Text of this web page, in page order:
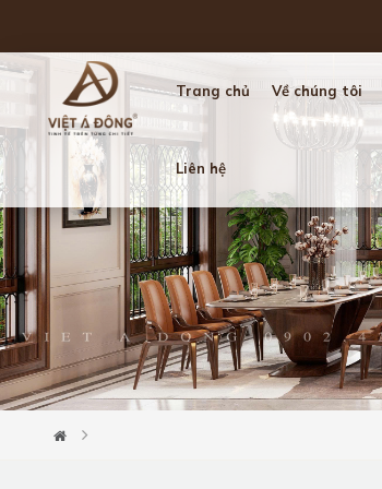
Trang chủ Về chúng tôi
Liên hệ